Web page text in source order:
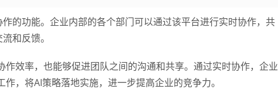
的功能。企业内部的各个部门可以通过该平台进行实时协作，共
和反馈。
作效率，也能够促进团队之间的沟通和共享。通过实时协作，企业
，将AI策略落地实施，进一步提高企业的竞争力。